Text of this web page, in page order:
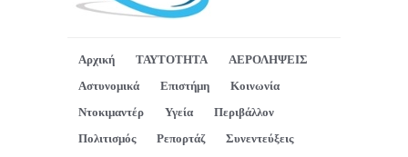
Αρχική ΤΑΥΤΟΤΗΤΑ
ΑΕΡΟΛΗΨΕΙΣ
Αστυνομικά
Επιστήμη
Κοινωνία
Ντοκιμαντέρ
Υγεία
Περιβάλλον
Πολιτισμός
Ρεπορτάζ
Συνεντεύξεις